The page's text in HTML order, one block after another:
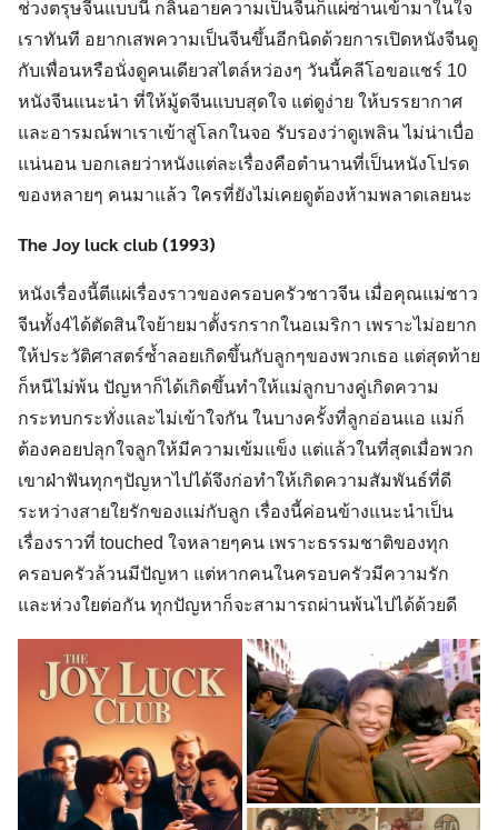
ช่วงตรุษจีนแบบนี้ กลิ่นอายความเป็นจีนก็แผ่ซ่านเข้ามาในใจ
เราทันที อยากเสพความเป็นจีนขึ้นอีกนิดด้วยการเปิดหนังจีนดู
กับเพื่อนหรือนั่งดูคนเดียวสไตล์หว่องๆ วันนี้คลีโอขอแชร์ 10
หนังจีนแนะนำ ที่ให้มู้ดจีนแบบสุดใจ แต่ดูง่าย ให้บรรยากาศ
และอารมณ์พาเราเข้าสู่โลกในจอ รับรองว่าดูเพลิน ไม่น่าเบื่อ
แน่นอน บอกเลยว่าหนังแต่ละเรื่องคือตำนานที่เป็นหนังโปรด
ของหลายๆ คนมาแล้ว ใครที่ยังไม่เคยดูต้องห้ามพลาดเลยนะ
The Joy luck club (1993)
หนังเรื่องนี้ตีแผ่เรื่องราวของครอบครัวชาวจีน เมื่อคุณแม่ชาว
จีนทั้ง4ได้ตัดสินใจย้ายมาตั้งรกรากในอเมริกา เพราะไม่อยาก
ให้ประวัติศาสตร์ซ้ำลอยเกิดขึ้นกับลูกๆของพวกเธอ แต่สุดท้าย
ก็หนีไม่พ้น ปัญหาก็ได้เกิดขึ้นทำให้แม่ลูกบางคู่เกิดความ
กระทบกระทั่งและไม่เข้าใจกัน ในบางครั้งที่ลูกอ่อนแอ แม่ก็
ต้องคอยปลุกใจลูกให้มีความเข้มแข็ง แต่แล้วในที่สุดเมื่อพวก
เขาฝ่าฟันทุกๆปัญหาไปได้จึงก่อทำให้เกิดความสัมพันธ์ที่ดี
ระหว่างสายใยรักของแม่กับลูก เรื่องนี้ค่อนข้างแนะนำเป็น
เรื่องราวที่ touched ใจหลายๆคน เพราะธรรมชาติของทุก
ครอบครัวล้วนมีปัญหา แต่หากคนในครอบครัวมีความรัก
และห่วงใยต่อกัน ทุกปัญหาก็จะสามารถผ่านพ้นไปได้ด้วยดี